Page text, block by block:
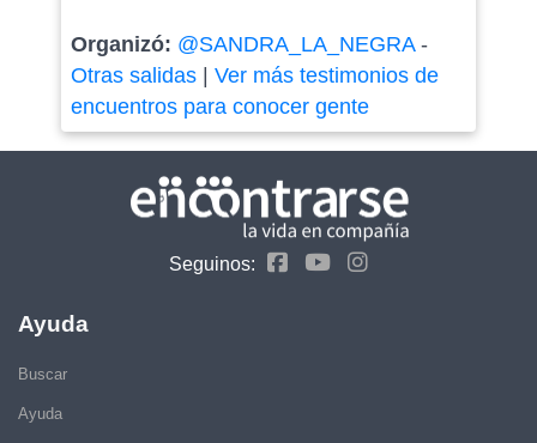
Organizó: @SANDRA_LA_NEGRA-
Otras salidas| Ver más testimonios de
encuentros para conocer gente
Seguinos:
Ayuda
Buscar
Ayuda